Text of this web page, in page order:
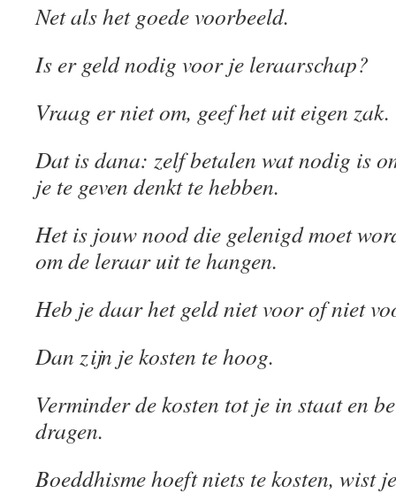
Net als het goede voorbeeld.
Is er geld nodig voor je leraarschap?
Vraag er niet om, geef het uit eigen zak.
Dat is dana: zelf betalen wat nodig is
je te geven denkt te hebben.
Het is jouw nood die gelenigd moet
om de leraar uit te hangen.
Heb je daar het geld niet voor of niet
Dan zijn je kosten te hoog.
Verminder de kosten tot je in staat en
dragen.
Boeddhisme hoeft niets te kosten, wist